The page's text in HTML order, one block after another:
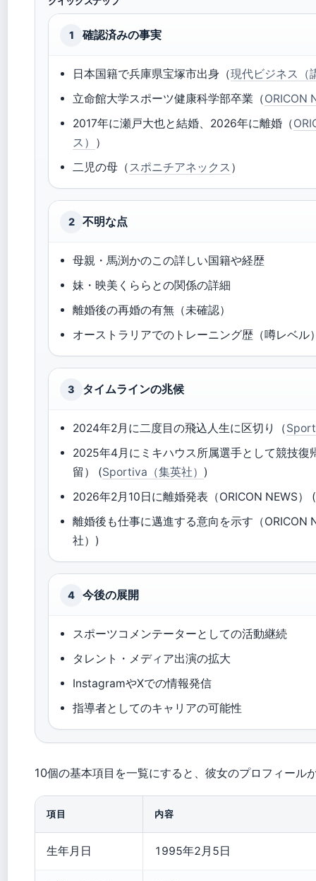
1 確認済みの事実
日本国籍で兵庫県宝塚市出身（現代ビジネス（
立命館大学スポーツ健康科学部卒業（ORICON
2017年に瀬戸大也と結婚、2026年に離婚（
ス） ）
二児の母（スポニチアネックス ）
2 不明な点
母親・馬渕かのこの詳しい国籍や経歴
妹・映美くららとの関係の詳細
離婚後の再婚の有無（未確認）
オーストラリアでのトレーニング歴（噂レベル
3 タイムラインの兆候
2024年2月に二度目の飛込人生に区切り（
2025年4月にミキハウス所属選手として競技復
留） (Sportiva（集英社） )
2026年2月10日に離婚発表（ORICON NEWS） (
離婚後も仕事に邁進する意向を示す（ORICON
社）)
4 今後の展開
スポーツコメンテーターとしての活動継続
タレント・メディア出演の拡大
InstagramやXでの情報発信
指導者としてのキャリアの可能性
10個の基本項目を一覧にすると、彼女のプロフィール
項目 内容
生年月日 1995年2月5日